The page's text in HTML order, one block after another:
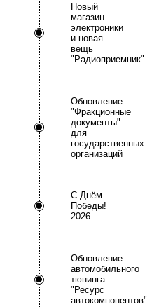
Новый
магазин
электроники
и новая
вещь
"Радиоприемник"
Обновление
"Фракционные
документы"
для
государственных
организаций
С Днём
Победы!
2026
Обновление
автомобильного
тюнинга
"Ресурс
автокомпонентов"